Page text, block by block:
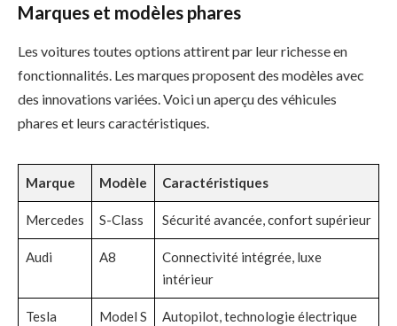
Marques et modèles phares
Les voitures toutes options attirent par leur richesse en
fonctionnalités. Les marques proposent des modèles avec
des innovations variées. Voici un aperçu des véhicules
phares et leurs caractéristiques.
Marque Modèle Caractéristiques
Mercedes S-Class Sécurité avancée, confort supérieur
Audi A8
Connectivité intégrée, luxe
intérieur
Tesla Model S Autopilot, technologie électrique